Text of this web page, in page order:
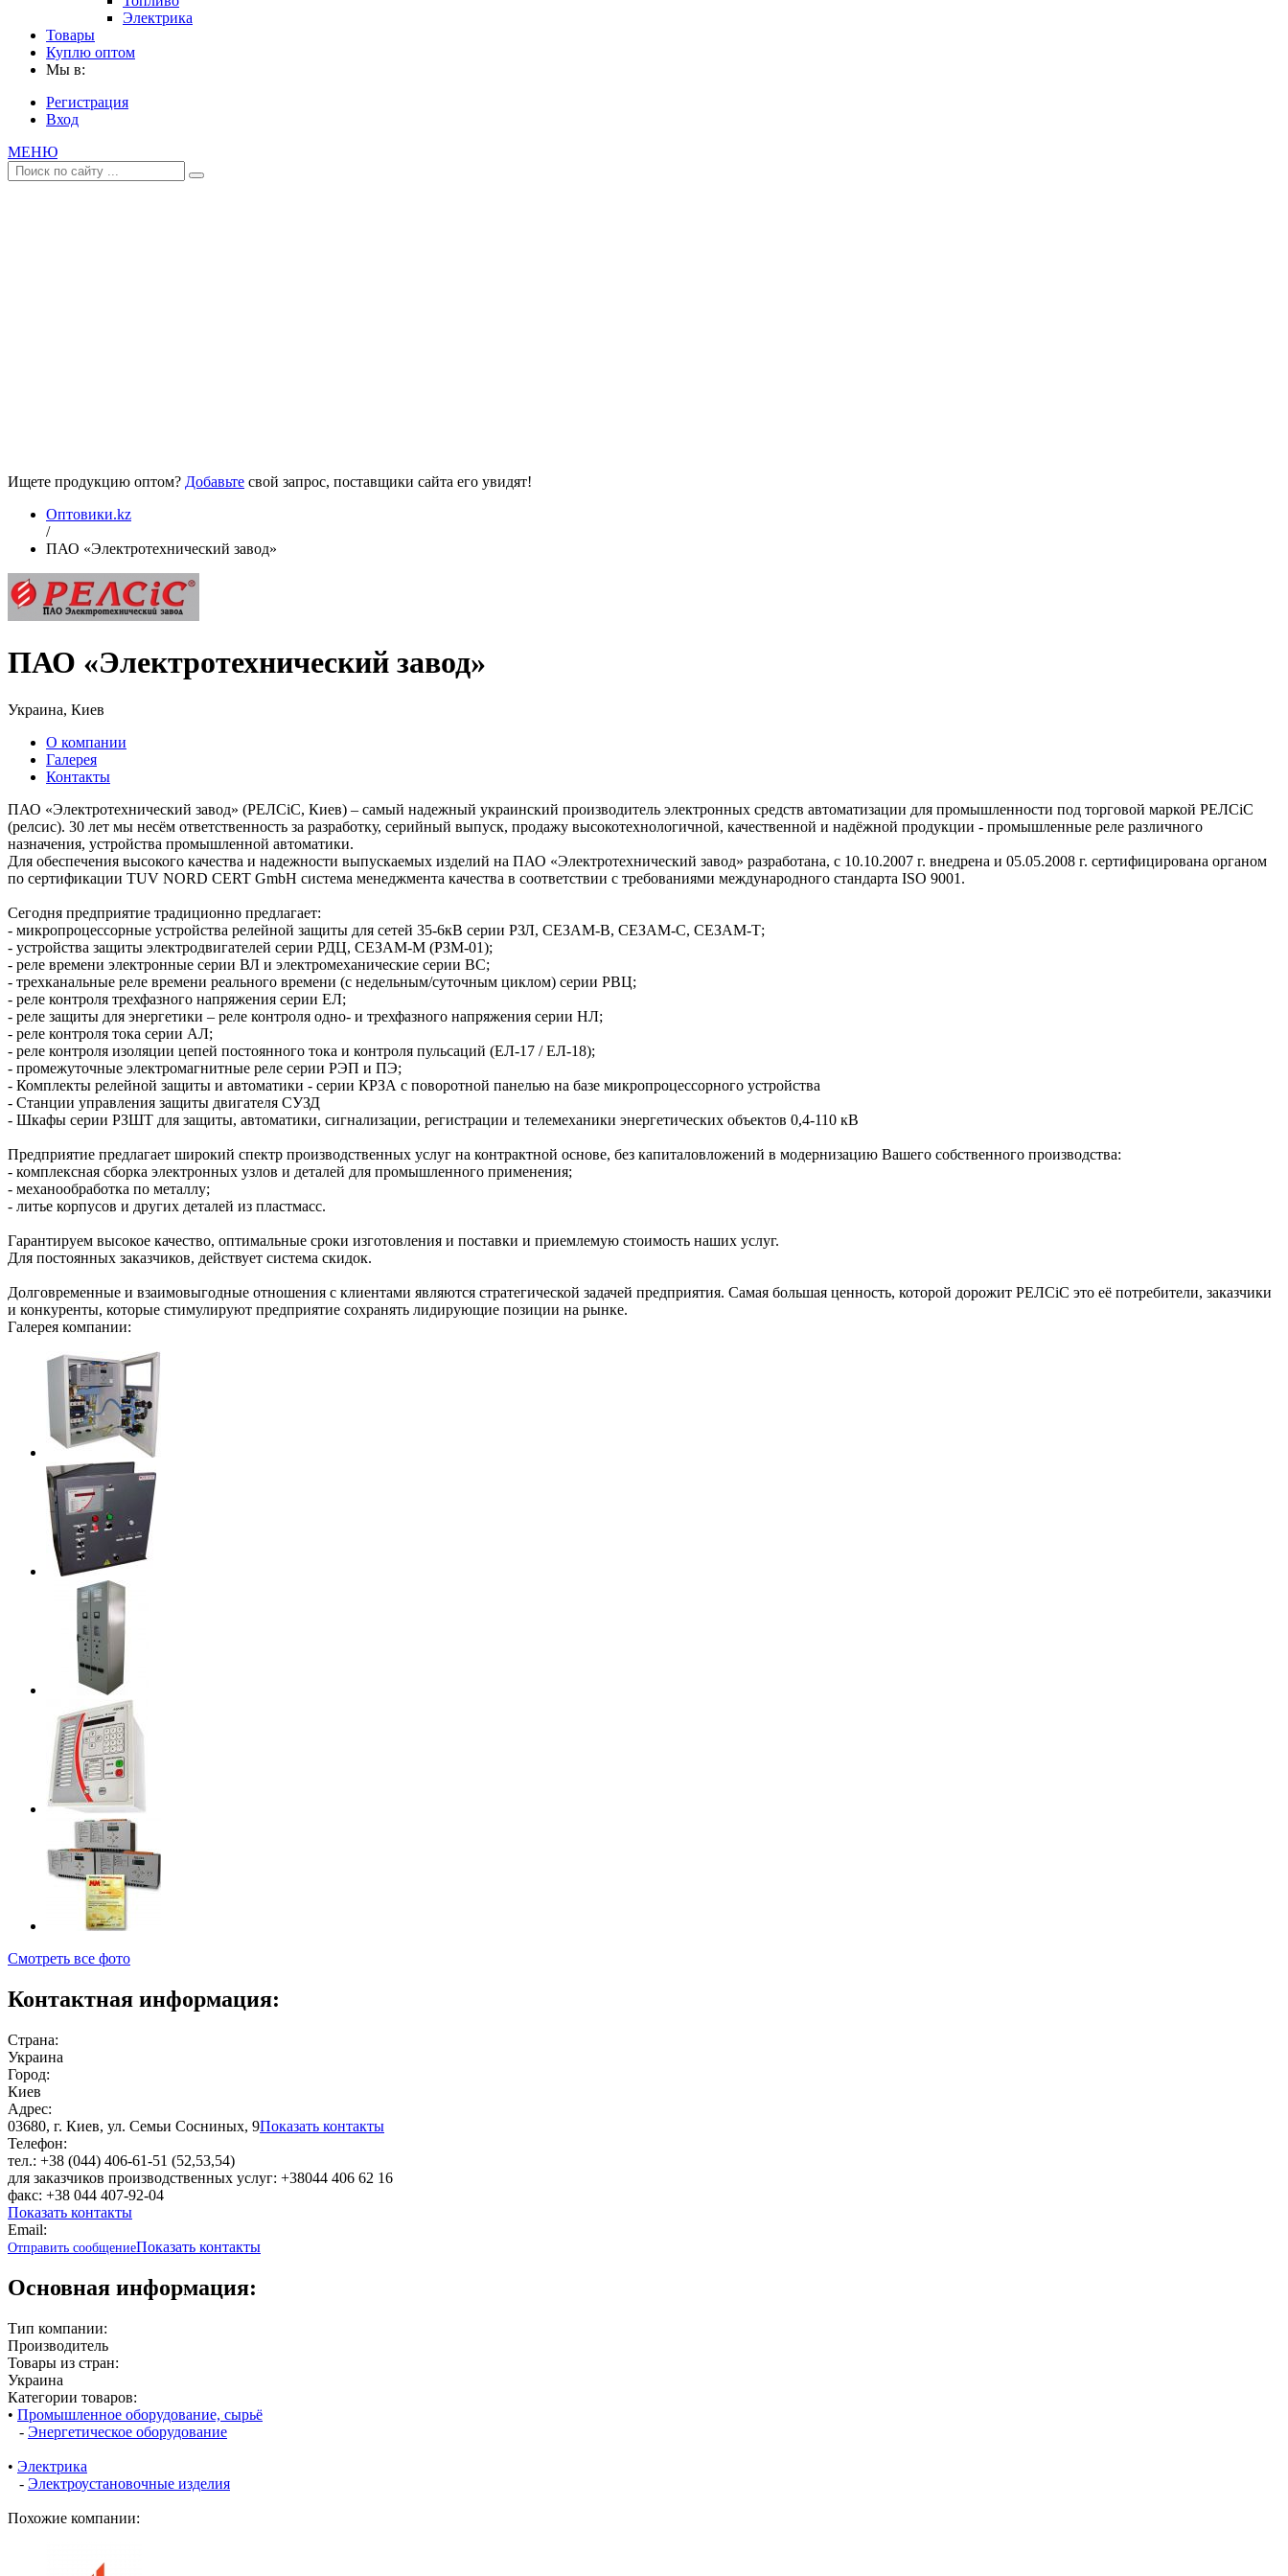
Электрика
Товары
Куплю оптом
Мы в:
Регистрация
Вход
МЕНЮ
Ищете продукцию оптом? Добавьте свой запрос, поставщики сайта его увидят!
Оптовики.kz
/
ПАО «Электротехнический завод»
ПАО «Электротехнический завод»
Украина, Киев
О компании
Галерея
Контакты
ПАО «Электротехнический завод» (РЕЛСiС, Киев) – самый надежный украинский производитель электронных средств автоматизации для промышленности под торговой маркой РЕЛСiС
(релсис). 30 лет мы несём ответственность за разработку, серийный выпуск, продажу высокотехнологичной, качественной и надёжной продукции - промышленные реле различного
назначения, устройства промышленной автоматики.
Для обеспечения высокого качества и надежности выпускаемых изделий на ПАО «Электротехнический завод» разработана, с 10.10.2007 г. внедрена и 05.05.2008 г. сертифицирована органом
по сертификации TUV NORD CERT GmbH система менеджмента качества в соответствии с требованиями международного стандарта ISO 9001.
Сегодня предприятие традиционно предлагает:
- микропроцессорные устройства релейной защиты для сетей 35-6кВ серии РЗЛ, СЕЗАМ-В, СЕЗАМ-С, СЕЗАМ-Т;
- устройства защиты электродвигателей серии РДЦ, СЕЗАМ-М (РЗМ-01);
- реле времени электронные серии ВЛ и электромеханические серии ВС;
- трехканальные реле времени реального времени (с недельным/суточным циклом) серии РВЦ;
- реле контроля трехфазного напряжения серии ЕЛ;
- реле защиты для энергетики – реле контроля одно- и трехфазного напряжения серии НЛ;
- реле контроля тока серии АЛ;
- реле контроля изоляции цепей постоянного тока и контроля пульсаций (ЕЛ-17 / ЕЛ-18);
- промежуточные электромагнитные реле серии РЭП и ПЭ;
- Комплекты релейной защиты и автоматики - серии КРЗА c поворотной панелью на базе микропроцессорного устройства
- Станции управления защиты двигателя СУЗД
- Шкафы серии РЗШТ для защиты, автоматики, сигнализации, регистрации и телемеханики энергетических объектов 0,4-110 кВ
Предприятие предлагает широкий спектр производственных услуг на контрактной основе, без капиталовложений в модернизацию Вашего собственного производства:
- комплексная сборка электронных узлов и деталей для промышленного применения;
- механообработка по металлу;
- литье корпусов и других деталей из пластмасс.
Гарантируем высокое качество, оптимальные сроки изготовления и поставки и приемлемую стоимость наших услуг.
Для постоянных заказчиков, действует система скидок.
Долговременные и взаимовыгодные отношения с клиентами являются стратегической задачей предприятия. Самая большая ценность, которой дорожит РЕЛСiС это её потребители, заказчики
и конкуренты, которые стимулируют предприятие сохранять лидирующие позиции на рынке.
Галерея компании:
Смотреть все фото
Контактная информация:
Страна:
Украина
Город:
Киев
Адрес:
03680, г. Киев, ул. Семьи Сосниных, 9Показать контакты
Телефон:
тел.: +38 (044) 406-61-51 (52,53,54)
для заказчиков производственных услуг: +38044 406 62 16
факс: +38 044 407-92-04
Показать контакты
Email:
Отправить сообщениеПоказать контакты
Основная информация:
Тип компании:
Производитель
Товары из стран:
Украина
Категории товаров:
• Промышленное оборудование, сырьё
- Энергетическое оборудование
• Электрика
- Электроустановочные изделия
Похожие компании: